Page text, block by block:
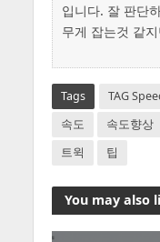
입니다. 잘 판단
무게 잡는것 같
Tags TAG
속도
속도향상
트윅
팁
You may also